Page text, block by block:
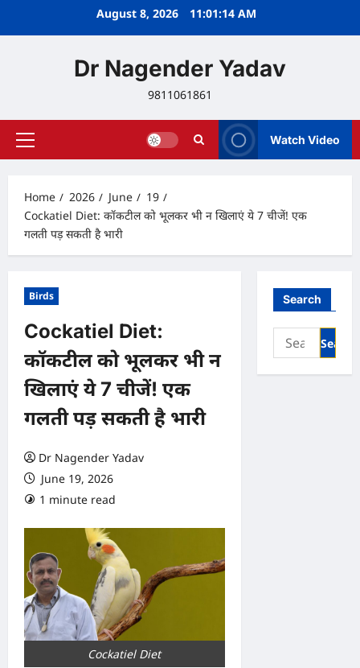
August 8, 2026 11:01:14 AM
Dr Nagender Yadav
9811061861
Primary
Watch Video
Home 2026 June
19
Cockatiel Diet: कॉकटील को भूलकर भी न खिलाएं ये 7 चीजें! एक
गलती पड़ सकती है भारी
Birds
Cockatiel Diet:
कॉकटील को भूलकर भी न
खिलाएं ये 7 चीजें! एक
गलती पड़ सकती है भारी
Dr Nagender Yadav
June 19, 2026
1 minute read
Cockatiel Diet
Search
Search
for: